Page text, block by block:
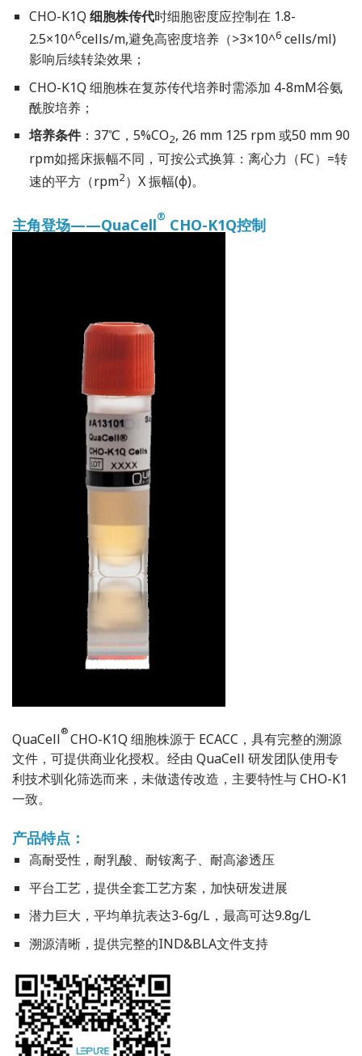
CHO-K1Q 细胞株传代时细胞密度应控制在 1.8-
2.5×10^6cells/m,避免高密度培养（>3×10^6 cells/ml)
影响后续转染效果；
CHO-K1Q 细胞株在复苏传代培养时需添加 4-8mM谷氨
酰胺培养；
培养条件：37℃，5%CO2, 26 mm 125 rpm 或50 mm 90
rpm如摇床振幅不同，可按公式换算：离心力（FC）=转
速的平方（rpm2）X 振幅(φ)。
主角登场——QuaCell® CHO-K1Q控制
QuaCell® CHO-K1Q 细胞株源于 ECACC，具有完整的溯源
文件，可提供商业化授权。经由 QuaCell 研发团队使用专
利技术驯化筛选而来，未做遗传改造，主要特性与 CHO-K1
一致。
产品特点：
高耐受性，耐乳酸、耐铵离子、耐高渗透压
平台工艺，提供全套工艺方案，加快研发进展
潜力巨大，平均单抗表达3-6g/L，最高可达9.8g/L
溯源清晰，提供完整的IND&BLA文件支持